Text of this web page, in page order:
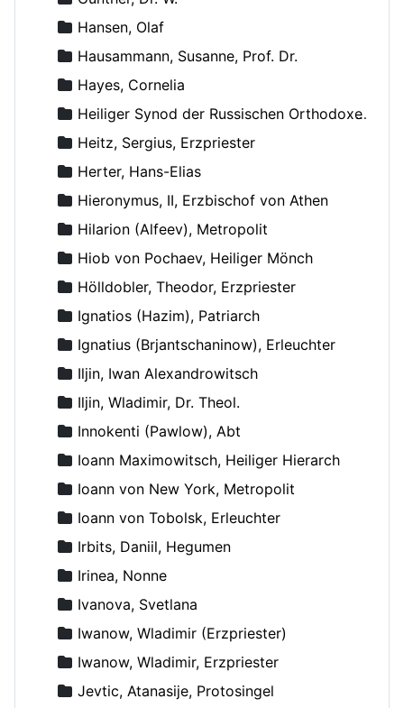
Hansen, Olaf
Hausammann, Susanne, Prof. Dr.
Hayes, Cornelia
Heiliger Synod der Russischen Orthodoxen Kirche
Heitz, Sergius, Erzpriester
Herter, Hans-Elias
Hieronymus, II, Erzbischof von Athen
Hilarion (Alfeev), Metropolit
Hiob von Pochaev, Heiliger Mönch
Hölldobler, Theodor, Erzpriester
Ignatios (Hazim), Patriarch
Ignatius (Brjantschaninow), Erleuchter
Iljin, Iwan Alexandrowitsch
Iljin, Wladimir, Dr. Theol.
Innokenti (Pawlow), Abt
Ioann Maximowitsch, Heiliger Hierarch
Ioann von New York, Metropolit
Ioann von Tobolsk, Erleuchter
Irbits, Daniil, Hegumen
Irinea, Nonne
Ivanova, Svetlana
Iwanow, Wladimir (Erzpriester)
Iwanow, Wladimir, Erzpriester
Jevtic, Atanasije, Protosingel